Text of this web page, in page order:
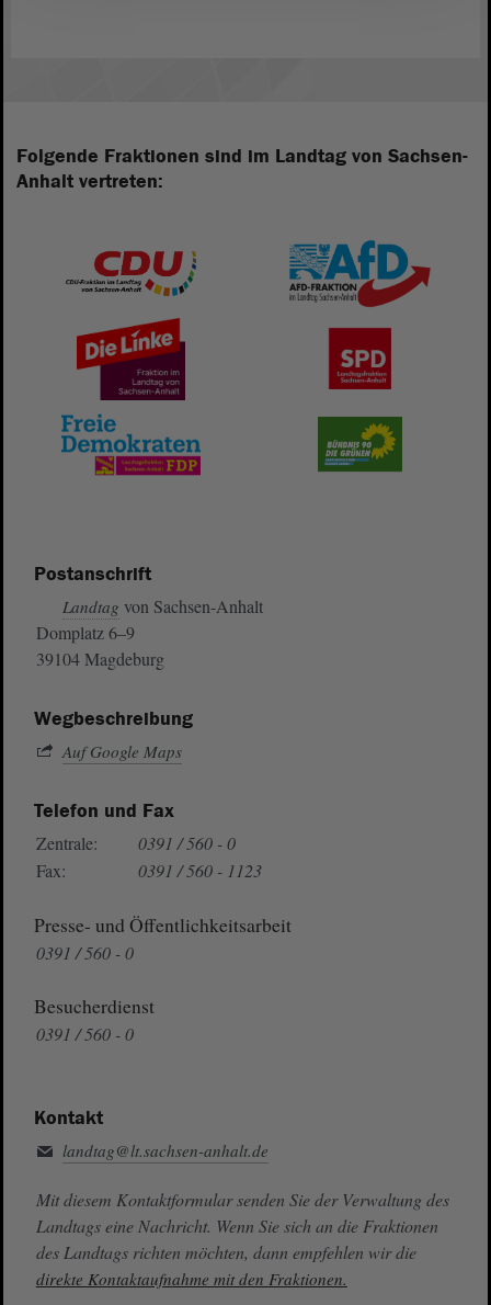
Folgende Fraktionen sind im Landtag von Sachsen-
Anhalt vertreten:
Postanschrift
Landtag von Sachsen-Anhalt
Domplatz 6–9
39104 Magdeburg
Wegbeschreibung
Auf Google Maps
Telefon und Fax
Zentrale:
0391 / 560 - 0
Fax:
0391 / 560 - 1123
Presse- und Öffentlichkeitsarbeit
0391 / 560 - 0
Besucherdienst
0391 / 560 - 0
Kontakt
landtag@lt.sachsen-anhalt.de
Mit diesem Kontaktformular senden Sie der Verwaltung des
Landtags eine Nachricht. Wenn Sie sich an die Fraktionen
des Landtags richten möchten, dann empfehlen wir die
direkte Kontaktaufnahme mit den Fraktionen.